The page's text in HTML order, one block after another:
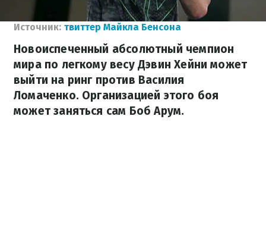
Источник: твиттер Майкла Бенсона
Новоиспеченный абсолютный чемпион
мира по легкому весу Дэвин Хейни может
выйти на ринг против Василия
Ломаченко. Организацией этого боя
может заняться сам Боб Арум.